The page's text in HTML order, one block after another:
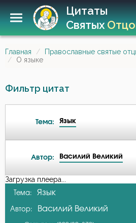
Цитаты
Святых
Главная Православные святые
О языке
Фильтр цитат
Тема: Язык
Ангел
Автор: Василий Великий
А-я
Авва Дорофей
Загрузка плеера...
Тема: Язык
Автор: Василий Великий